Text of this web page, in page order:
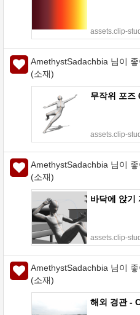
assets.clip-
AmethystSadachbia 님이
(소재)
무작위 포즈
assets.clip-
AmethystSadachbia 님이
(소재)
바닥에 앉기
assets.clip-
AmethystSadachbia 님이
(소재)
해외 경관 -